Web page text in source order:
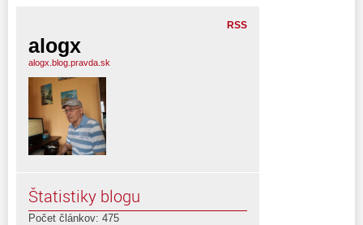
RSS
alogx
alogx.blog.pravda.sk
Štatistiky blogu
Počet článkov: 475